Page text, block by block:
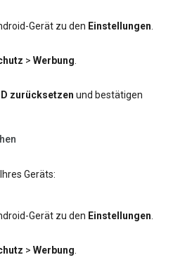
Gerät zu den Einstellungen.
> Werbung.
zurücksetzen und bestätigen
Geräts:
Gerät zu den Einstellungen.
> Werbung.